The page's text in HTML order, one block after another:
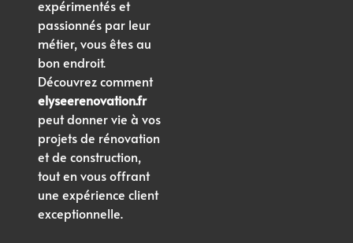
expérimentés et
passionnés par leur
métier, vous êtes au
bon endroit.
Découvrez comment
elyseerenovation.fr
peut donner vie à vos
projets de rénovation
et de construction,
tout en vous offrant
une expérience client
exceptionnelle.